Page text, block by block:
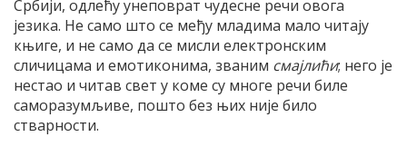
Србији, одлећу унеповрат чудесне речи овога
језика. Не само што се међу младима мало читају
књиге, и не само да се мисли електронским
сличицама и емотиконима, званим смајлићи; него је
нестао и читав свет у коме су многе речи биле
саморазумљиве, пошто без њих није било
стварности.